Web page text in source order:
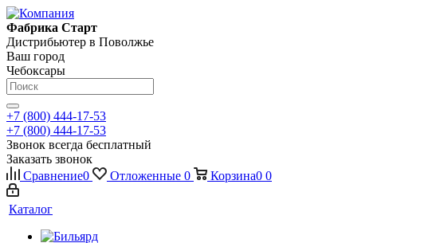
Фабрика Старт
Дистрибьютер в Поволжье
Ваш город
Чебоксары
+7 (800) 444-17-53
+7 (800) 444-17-53
Звонок всегда бесплатный
Заказать звонок
Сравнение0 Отложенные 0 Корзина0 0
Каталог